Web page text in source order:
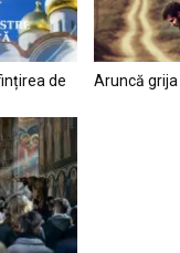
de
Aruncă grija